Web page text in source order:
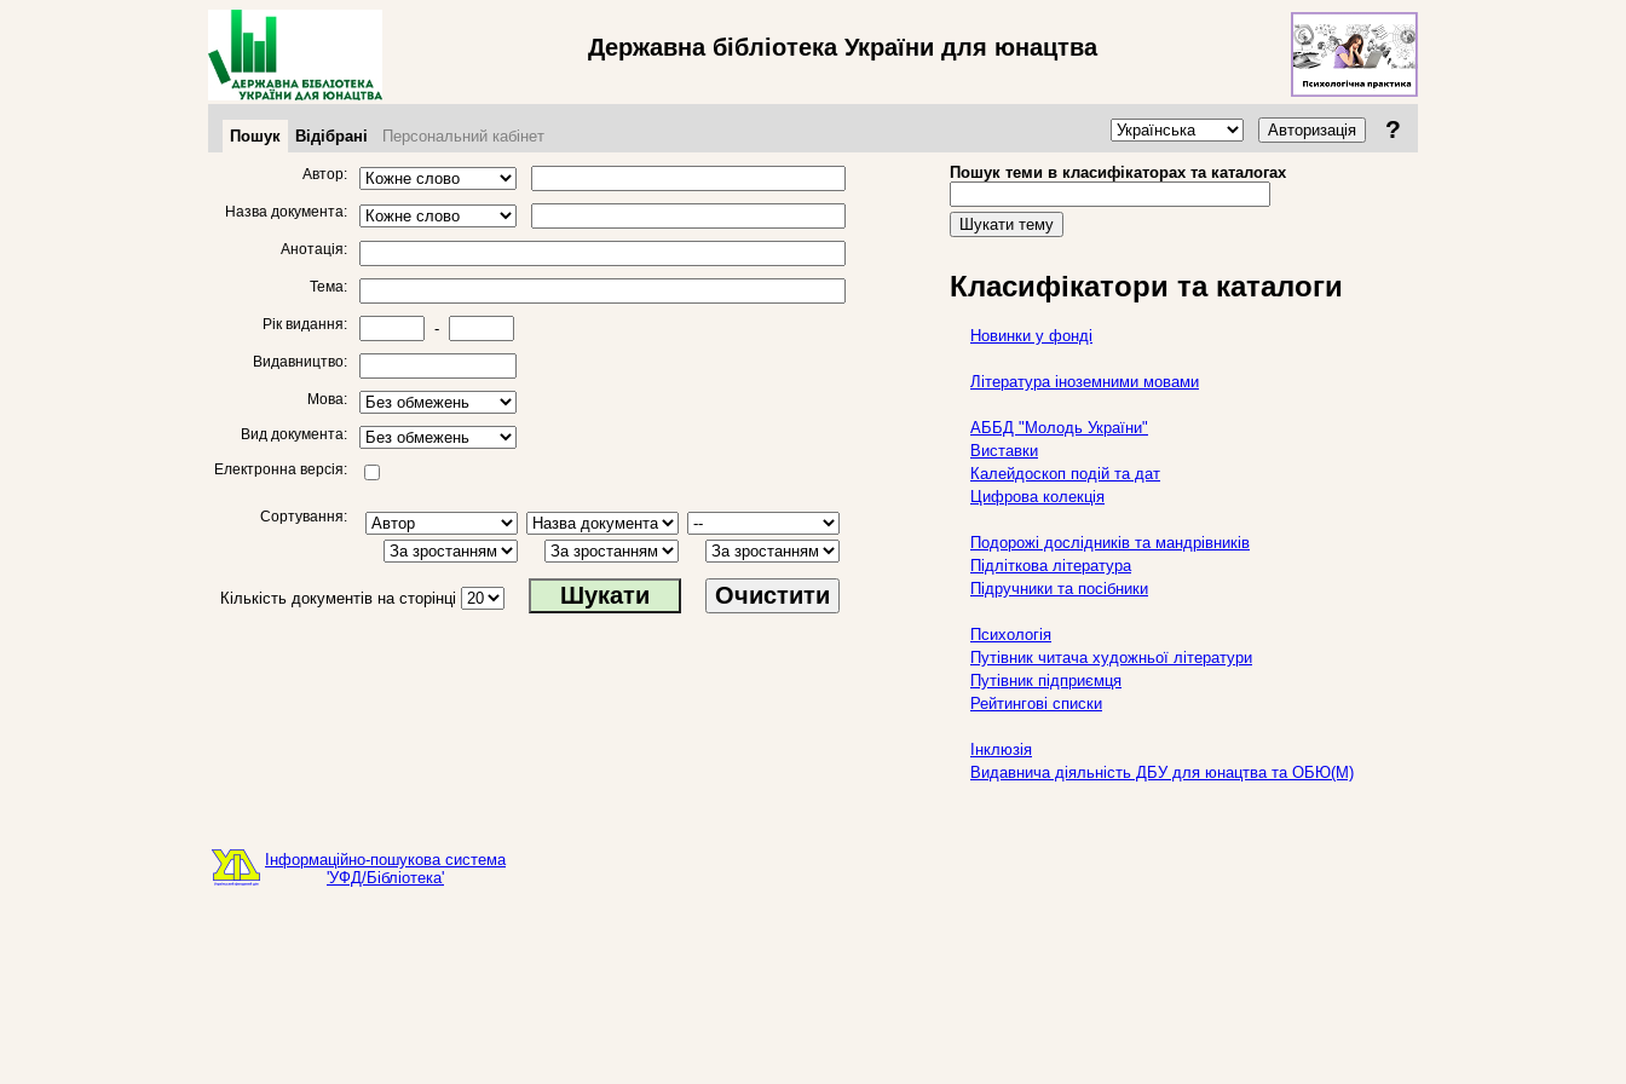
Державна бібліотека України для юнацтва
Пошук Відібрані Персональний кабінет Авторизація ?
Автор:
Назва документа:
Анотація:
Тема:
Рік видання: -
Видавництво:
Мова:
Вид документа:
Електронна версія:
Сортування:
Кількість документів на сторінці Очистити
Пошук теми в класифікаторах та каталогах
Шукати тему
Класифікатори та каталоги
Новинки у фонді
Література іноземними мовами
АББД "Молодь України"
Виставки
Калейдоскоп подій та дат
Цифрова колекція
Подорожі дослідників та мандрівників
Підліткова література
Підручники та посібники
Психологія
Путівник читача художньої літератури
Путівник підприємця
Рейтингові списки
Інклюзія
Видавнича діяльність ДБУ для юнацтва та ОБЮ(М)
Інформаційно-пошукова система
'УФД/Бібліотека'